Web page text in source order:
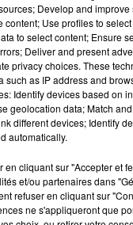
Benny Blanco invite
Becky G sur son
Develop and
content; Use profiles to
to select content; Ensure
Deliver and present
privacy choices. These
such as IP address and
Identify devices based on
geolocation data; Match
different devices; Identify
automatically.
en cliquant sur "Accepter et
et/ou partenaires dans
refuser en cliquant sur
ne s'appliqueront que